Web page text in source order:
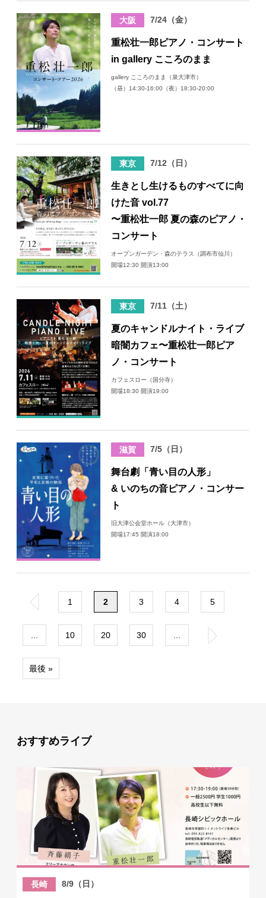
大阪 7/24（金）
重松壮一郎ピアノ・コンサート
in gallery こころのまま
gallery こころのまま（泉大津市）
（昼）14:30-16:00（夜）18:30-20:00
東京 7/12（日）
生きとし生けるものすべてに向
けた音 vol.77
〜重松壮一郎 夏の森のピアノ・
コンサート
オープンガーデン・森のテラス（調布市仙川）
開場12:30 開演13:00
東京 7/11（土）
夏のキャンドルナイト・ライブ
暗闇カフェ〜重松壮一郎ピア
ノ・コンサート
カフェスロー（国分寺）
開場18:30 開演19:00
滋賀 7/5（日）
舞台劇「青い目の人形」
& いのちの音ピアノ・コンサー
ト
旧大津公会堂ホール（大津市）
開場17:45 開演18:00
« 1 2 3 4 5
... 10 20 30 ... »
最後 »
おすすめライブ
長崎 8/9（日）